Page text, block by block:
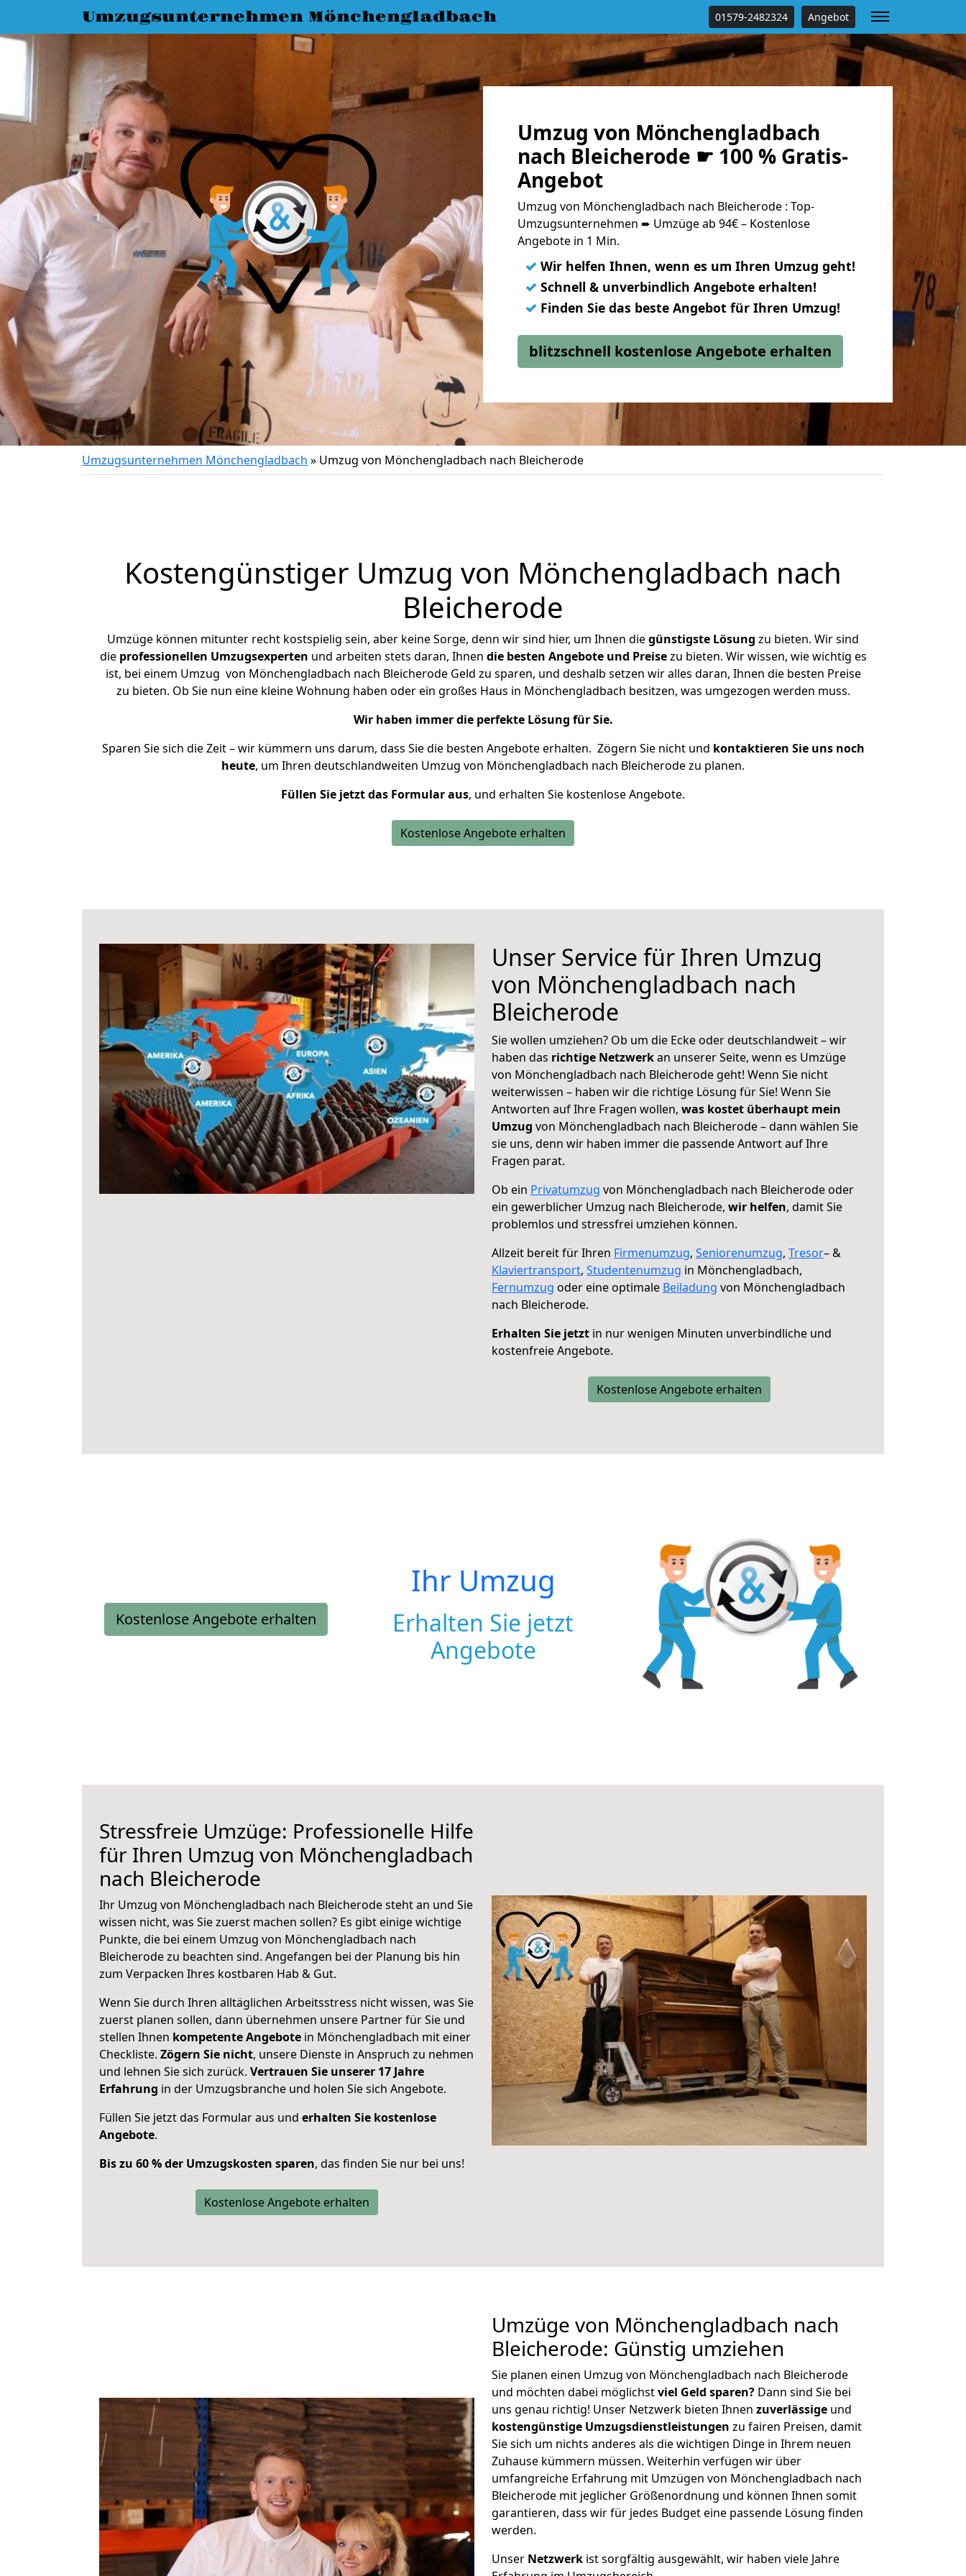
Umzugsunternehmen Mönchengladbach 01579-2482324 Angebot
Umzug von Mönchengladbach
nach Bleicherode ☛ 100 % Gratis-
Angebot
Umzug von Mönchengladbach nach Bleicherode : Top-
Umzugsunternehmen ➨ Umzüge ab 94€ – Kostenlose
Angebote in 1 Min.
✓ Wir helfen Ihnen, wenn es um Ihren Umzug geht!
✓ Schnell & unverbindlich Angebote erhalten!
✓ Finden Sie das beste Angebot für Ihren Umzug!
blitzschnell kostenlose Angebote erhalten
Umzugsunternehmen Mönchengladbach » Umzug von Mönchengladbach nach Bleicherode
Kostengünstiger Umzug von Mönchengladbach nach
Bleicherode
Umzüge können mitunter recht kostspielig sein, aber keine Sorge, denn wir sind hier, um Ihnen diegünstigste Lösung zu bieten. Wir sind
die professionellen Umzugsexperten und arbeiten stets daran, Ihnen die besten Angebote und Preisezu bieten. Wir wissen, wie wichtig es
ist, bei einem Umzug von Mönchengladbach nach Bleicherode Geld zu sparen, und deshalb setzen wir alles daran, Ihnen die besten Preise
zu bieten. Ob Sie nun eine kleine Wohnung haben oder ein großes Haus in Mönchengladbach besitzen, was umgezogen werden muss.
Wir haben immer die perfekte Lösung für Sie.
Sparen Sie sich die Zeit – wir kümmern uns darum, dass Sie die besten Angebote erhalten. Zögern Sie nicht und kontaktieren Sie uns noch
heute, um Ihren deutschlandweiten Umzug von Mönchengladbach nach Bleicherode zu planen.
Füllen Sie jetzt das Formular aus, und erhalten Sie kostenlose Angebote.
Kostenlose Angebote erhalten
Unser Service für Ihren Umzug
von Mönchengladbach nach
Bleicherode
Sie wollen umziehen? Ob um die Ecke oder deutschlandweit – wir
haben das richtige Netzwerkan unserer Seite, wenn es Umzüge
von Mönchengladbach nach Bleicherode geht! Wenn Sie nicht
weiterwissen – haben wir die richtige Lösung für Sie! Wenn Sie
Antworten auf Ihre Fragen wollen, was kostet überhaupt mein
Umzug von Mönchengladbach nach Bleicherode – dann wählen Sie
sie uns, denn wir haben immer die passende Antwort auf Ihre
Fragen parat.
Ob ein Privatumzug von Mönchengladbach nach Bleicherode oder
ein gewerblicher Umzug nach Bleicherode, wir helfen, damit Sie
problemlos und stressfrei umziehen können.
Allzeit bereit für Ihren Firmenumzug, Seniorenumzug, Tresor– &
Klaviertransport, Studentenumzug in Mönchengladbach,
Fernumzug oder eine optimale Beiladung von Mönchengladbach
nach Bleicherode.
Erhalten Sie jetzt in nur wenigen Minuten unverbindliche und
kostenfreie Angebote.
Kostenlose Angebote erhalten
Kostenlose Angebote erhalten
Ihr Umzug
Erhalten Sie jetzt
Angebote
Stressfreie Umzüge: Professionelle Hilfe
für Ihren Umzug von Mönchengladbach
nach Bleicherode
Ihr Umzug von Mönchengladbach nach Bleicherode steht an und Sie
wissen nicht, was Sie zuerst machen sollen? Es gibt einige wichtige
Punkte, die bei einem Umzug von Mönchengladbach nach
Bleicherode zu beachten sind. Angefangen bei der Planung bis hin
zum Verpacken Ihres kostbaren Hab & Gut.
Wenn Sie durch Ihren alltäglichen Arbeitsstress nicht wissen, was Sie
zuerst planen sollen, dann übernehmen unsere Partner für Sie und
stellen Ihnen kompetente Angebote in Mönchengladbach mit einer
Checkliste. Zögern Sie nicht, unsere Dienste in Anspruch zu nehmen
und lehnen Sie sich zurück. Vertrauen Sie unserer 17 Jahre
Erfahrung in der Umzugsbranche und holen Sie sich Angebote.
Füllen Sie jetzt das Formular aus und erhalten Sie kostenlose
Angebote.
Bis zu 60 % der Umzugskosten sparen, das finden Sie nur bei uns!
Kostenlose Angebote erhalten
Umzüge von Mönchengladbach nach
Bleicherode: Günstig umziehen
Sie planen einen Umzug von Mönchengladbach nach Bleicherode
und möchten dabei möglichstviel Geld sparen? Dann sind Sie bei
uns genau richtig! Unser Netzwerk bieten Ihnen zuverlässige und
kostengünstige Umzugsdienstleistungen zu fairen Preisen, damit
Sie sich um nichts anderes als die wichtigen Dinge in Ihrem neuen
Zuhause kümmern müssen. Weiterhin verfügen wir über
umfangreiche Erfahrung mit Umzügen von Mönchengladbach nach
Bleicherode mit jeglicher Größenordnung und können Ihnen somit
garantieren, dass wir für jedes Budget eine passende Lösung finden
werden.
Unser Netzwerk ist sorgfältig ausgewählt, wir haben viele Jahre